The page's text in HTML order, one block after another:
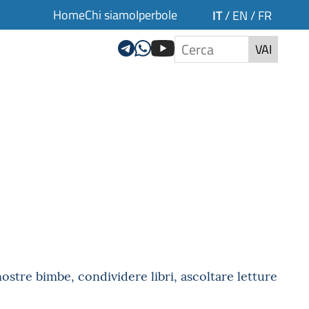
HomeChi siamoIperbole IT/ EN / FR
VAI
bimbe, condividere libri, ascoltare letture